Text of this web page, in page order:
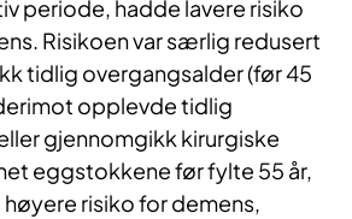
periode, hadde lavere risiko
Risikoen var særlig redusert
tidlig overgangsalder (før 45
opplevde tidlig
gjennomgikk kirurgiske
eggstokkene før fylte 55 år,
risiko for demens,